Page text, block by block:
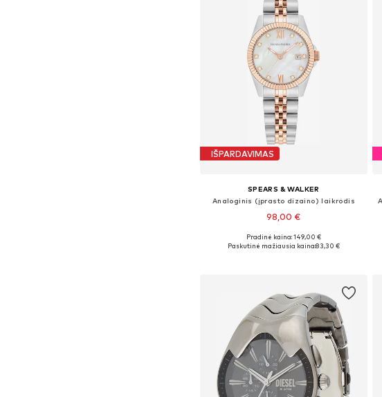
IŠPARDAVIMAS
SPEARS & WALKER
Analoginis (įprasto dizaino) laikrodis
98,00 €
Galimi dydžiai: One Size
Pradinė kaina: 149,00 €
Paskutinė mažiausia kaina:83,30 €